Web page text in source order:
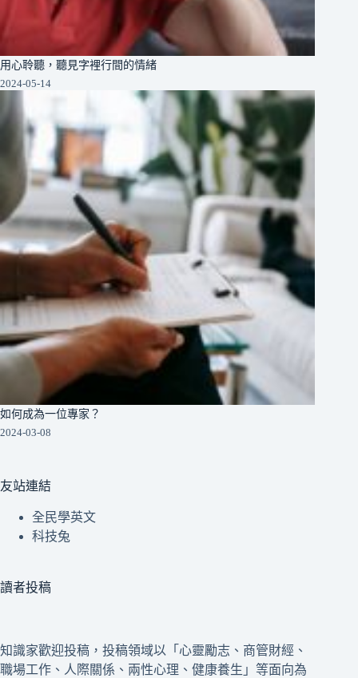
用心聆聽，聽見字裡行間的情緒
2024-05-14
如何成為一位專家？
2024-03-08
友站連結
全民學英文
科技兔
讀者投稿
知識家歡迎投稿，投稿領域以「心靈勵志、商管財經、
職場工作、人際關係、兩性心理、健康養生」等面向為